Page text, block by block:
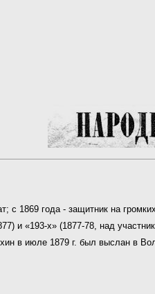
с 1869 года - защитник на
и «193-х» (1877-78, над
в июле 1879 г. был выслан в